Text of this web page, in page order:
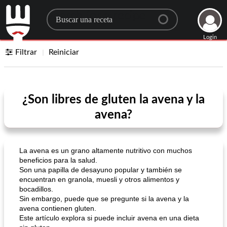
Search for a recipe
Login
Filtrar Reiniciar
¿Son libres de gluten la avena y la
avena?
La avena es un grano altamente nutritivo con muchos
beneficios para la salud.
Son una papilla de desayuno popular y también se
encuentran en granola, muesli y otros alimentos y
bocadillos.
Sin embargo, puede que se pregunte si la avena y la
avena contienen gluten.
Este artículo explora si puede incluir avena en una dieta